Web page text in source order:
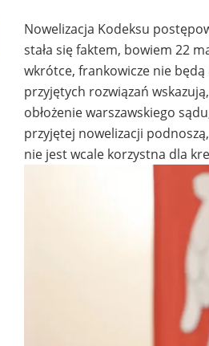
Nowelizacja Kodeksu
stała się faktem, bowiem 22
wkrótce, frankowicze nie
przyjętych rozwiązań
obłożenie warszawskiego
przyjętej nowelizacji
nie jest wcale korzystna dla